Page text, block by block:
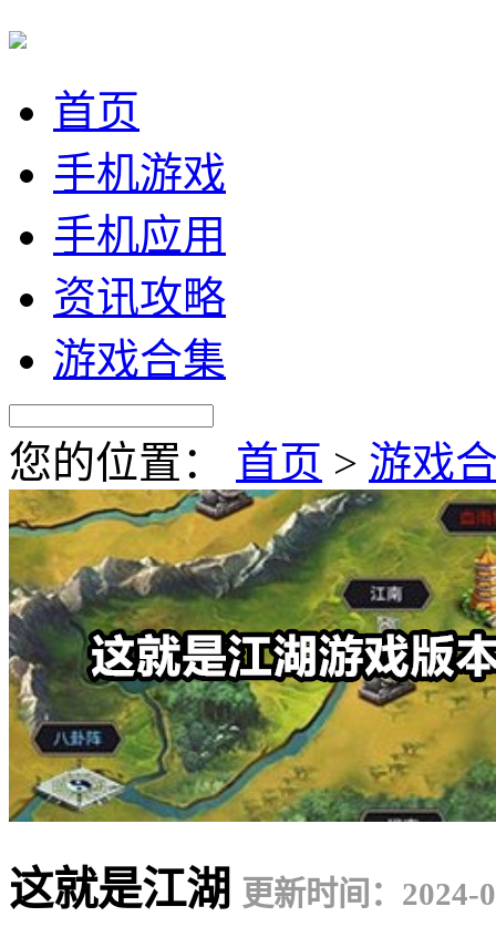
首页
手机游戏
手机应用
资讯攻略
游戏合集
您的位置： 首页 > 游戏
这就是江湖 更新时间：2024-